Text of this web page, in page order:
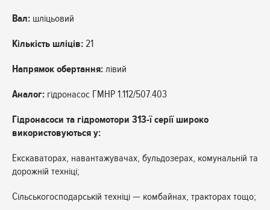
Вал: шліцьовий
Кількість шліців: 21
Напрямок обертання: лівий
Аналог: гідронасос ГМНР 1.112/507.403
Гідронасоси та гідромотори 313-ї серії широко
використовуються у:
Екскаваторах, навантажувачах, бульдозерах, комунальній та
дорожній техніці;
Сільськогосподарській техніці — комбайнах, тракторах тощо;